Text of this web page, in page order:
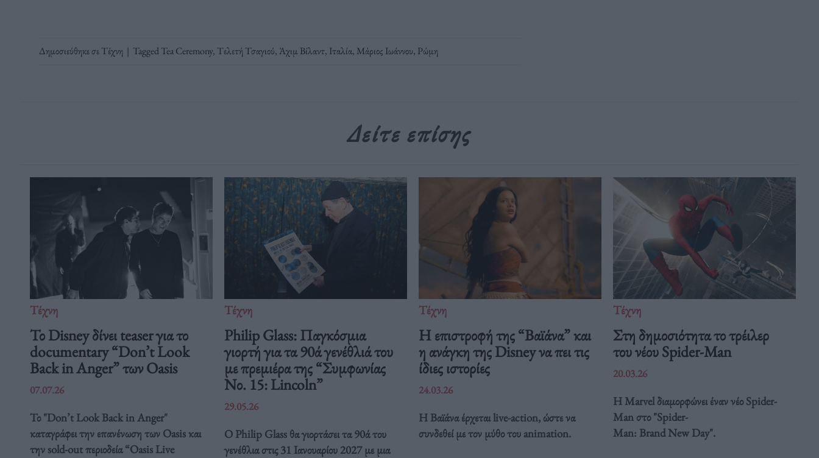
Δημοσιεύθηκε σεΤέχνη | TaggedTea Ceremony, Tελετή Τσαγιού,Άχιμ Βίλαντ, Ιταλία, Μάριος Ιωάννου, Ρώμη
Δείτε επίσης
Τέχνη
Το Disney δίνει teaser για το
documentary “Don’t Look
Back in Anger” των Oasis
07.07.26
Το "Don’t Look Back in Anger"
καταγράφει την επανένωση των Oasis και
την sold-out περιοδεία “Oasis Live
Τέχνη
Philip Glass: Παγκόσμια
γιορτή για τα 90ά γενέθλιά του
με πρεμιέρα της “Συμφωνίας
Νο. 15: Lincoln”
29.05.26
Ο Philip Glass θα γιορτάσει τα 90ά του
γενέθλια στις 31 Ιανουαρίου 2027 με μια
Τέχνη
Η επιστροφή της “Βαϊάνα” και
η ανάγκη της Disney να πει τις
ίδιες ιστορίες
24.03.26
Η Βαϊάνα έρχεται live-action, ώστε να
συνδεθεί με τον μύθο του animation.
Τέχνη
Στη δημοσιότητα το τρέιλερ
του νέου Spider-Man
20.03.26
Η Marvel διαμορφώνει έναν νέο Spider-
Man στο "Spider-
Man: Brand New Day".